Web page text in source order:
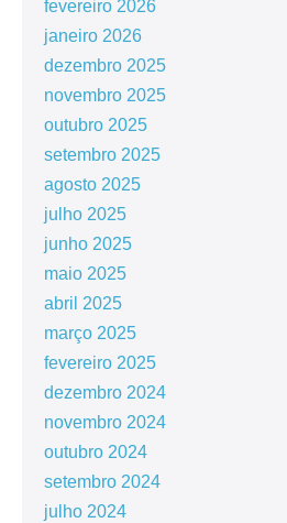
fevereiro 2026
janeiro 2026
dezembro 2025
novembro 2025
outubro 2025
setembro 2025
agosto 2025
julho 2025
junho 2025
maio 2025
abril 2025
março 2025
fevereiro 2025
dezembro 2024
novembro 2024
outubro 2024
setembro 2024
julho 2024